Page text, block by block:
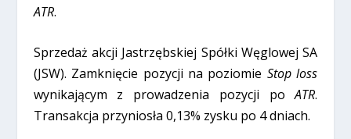
ATR.
Sprzedaż akcji Jastrzębskiej Spółki Węglowej SA
(JSW). Zamknięcie pozycji na poziomie Stop loss
wynikającym z prowadzenia pozycji poATR.
Transakcja przyniosła 0,13% zysku po 4 dniach.